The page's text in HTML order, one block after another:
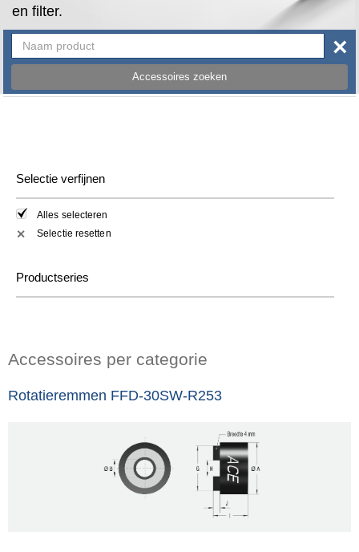
en filter.
Accessoires zoeken
×
Selectie verfijnen
Alles selecteren
✕ Selectie resetten
Productseries
Accessoires per categorie
Rotatieremmen FFD-30SW-R253